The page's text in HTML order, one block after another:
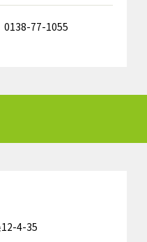
0138-77-1055
4-35